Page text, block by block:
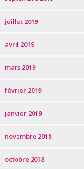
juillet 2019
avril 2019
mars 2019
février 2019
janvier 2019
novembre 2018
octobre 2018